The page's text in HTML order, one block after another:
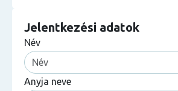
Jelentkezési adatok
Név
Anyja neve